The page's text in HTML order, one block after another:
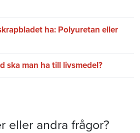
ha: Polyuretan eller
ska man ha till livsmedel?
eller andra frågor?